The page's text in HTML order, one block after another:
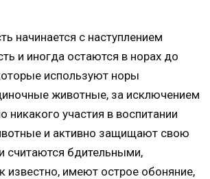
начинается с наступлением
и иногда остаются в норах до
используют норы
животные, за исключением
участия в воспитании
и активно защищают свою
считаются бдительными,
имеют острое обоняние,